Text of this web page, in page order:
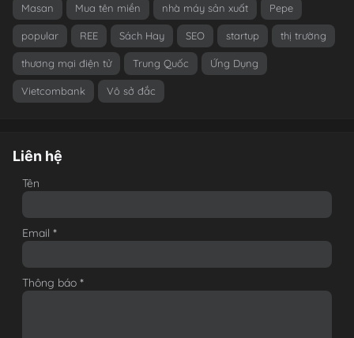
Masan Mua tên miền nhà máy sản xuất Pepe
popular REE Sách Hay SEO startup thị trường
thương mại điện tử Trung Quốc Ứng Dụng
Vietcombank Vô sở đắc
Liên hệ
Tên
Email*
Thông báo*